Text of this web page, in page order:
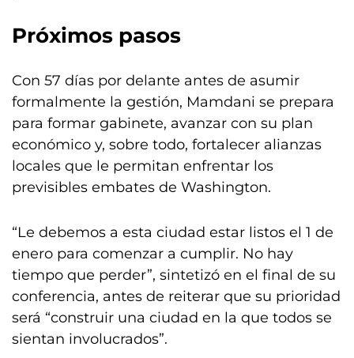
Próximos pasos
Con 57 días por delante antes de asumir
formalmente la gestión, Mamdani se prepara
para formar gabinete, avanzar con su plan
económico y, sobre todo, fortalecer alianzas
locales que le permitan enfrentar los
previsibles embates de Washington.
“Le debemos a esta ciudad estar listos el 1 de
enero para comenzar a cumplir. No hay
tiempo que perder”, sintetizó en el final de su
conferencia, antes de reiterar que su prioridad
será “construir una ciudad en la que todos se
sientan involucrados”.